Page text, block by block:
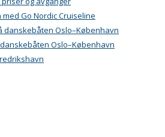
Go Nordic Cruiseline
danskebåten Oslo–København
Oslo–København